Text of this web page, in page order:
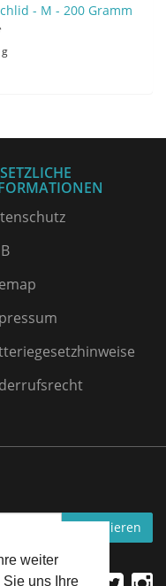
weiter
uns Ihre
- M - 200 Gramm
abonnieren